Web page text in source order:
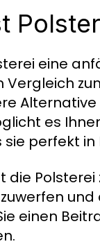
eine
Vergleich
es
perfekt in
einen